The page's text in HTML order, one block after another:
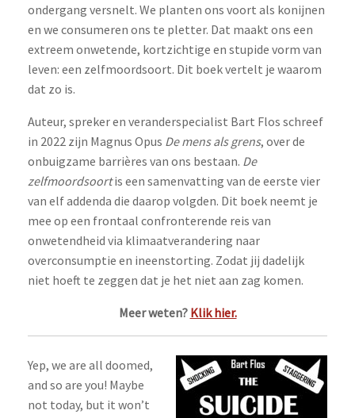
ondergang versnelt. We planten ons voort als konijnen
en we consumeren ons te pletter. Dat maakt ons een
extreem onwetende, kortzichtige en stupide vorm van
leven: een zelfmoordsoort. Dit boek vertelt je waarom
dat zo is.
Auteur, spreker en veranderspecialist Bart Flos schreef
in 2022 zijn Magnus Opus De mens als grens, over de
onbuigzame barrières van ons bestaan. De
zelfmoordsoortis een samenvatting van de eerste vier
van elf addenda die daarop volgden. Dit boek neemt je
mee op een frontaal confronterende reis van
onwetendheid via klimaatverandering naar
overconsumptie en ineenstorting. Zodat jij dadelijk
niet hoeft te zeggen dat je het niet aan zag komen.
Meer weten? Klik hier.
Yep, we are all doomed,
and so are you! Maybe
not today, but it won’t